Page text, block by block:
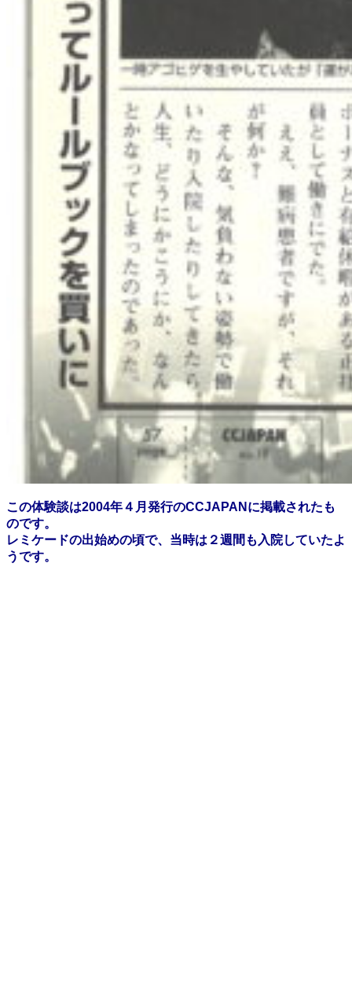
この体験談は2004年４月発行のCCJAPANに掲載されたも
のです。
レミケードの出始めの頃で、当時は２週間も入院していたよ
うです。